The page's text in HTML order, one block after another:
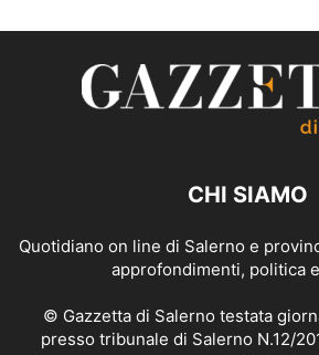
CHI SIAMO
Quotidiano on line di Salerno e
approfondimenti, politica
© Gazzetta di Salerno testata
presso tribunale di Salerno N.12/